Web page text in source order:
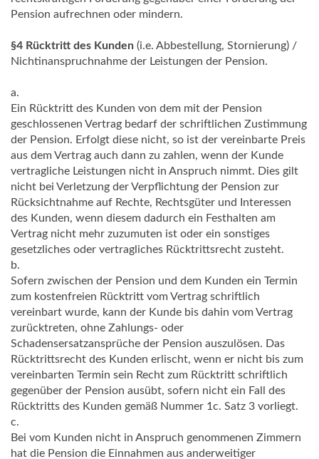
Pension aufrechnen oder mindern.
§4 Rücktritt des Kunden (i.e. Abbestellung, Stornierung) /
Nichtinanspruchnahme der Leistungen der Pension.
a.
Ein Rücktritt des Kunden von dem mit der Pension
geschlossenen Vertrag bedarf der schriftlichen Zustimmung
der Pension. Erfolgt diese nicht, so ist der vereinbarte Preis
aus dem Vertrag auch dann zu zahlen, wenn der Kunde
vertragliche Leistungen nicht in Anspruch nimmt. Dies gilt
nicht bei Verletzung der Verpflichtung der Pension zur
Rücksichtnahme auf Rechte, Rechtsgüter und Interessen
des Kunden, wenn diesem dadurch ein Festhalten am
Vertrag nicht mehr zuzumuten ist oder ein sonstiges
gesetzliches oder vertragliches Rücktrittsrecht zusteht.
b.
Sofern zwischen der Pension und dem Kunden ein Termin
zum kostenfreien Rücktritt vom Vertrag schriftlich
vereinbart wurde, kann der Kunde bis dahin vom Vertrag
zurücktreten, ohne Zahlungs- oder
Schadensersatzansprüche der Pension auszulösen. Das
Rücktrittsrecht des Kunden erlischt, wenn er nicht bis zum
vereinbarten Termin sein Recht zum Rücktritt schriftlich
gegenüber der Pension ausübt, sofern nicht ein Fall des
Rücktritts des Kunden gemäß Nummer 1c. Satz 3 vorliegt.
c.
Bei vom Kunden nicht in Anspruch genommenen Zimmern
hat die Pension die Einnahmen aus anderweitiger